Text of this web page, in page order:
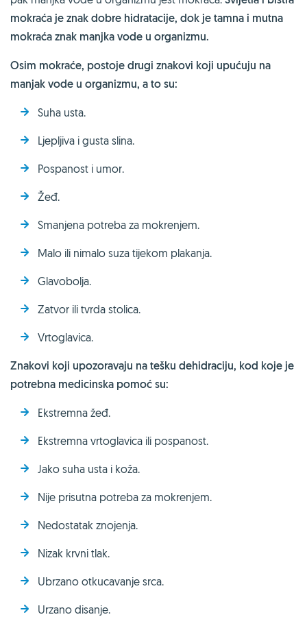
mokraća je znak dobre hidratacije, dok je tamna i mutna
mokraća znak manjka vode u organizmu.
Osim mokraće, postoje drugi znakovi koji upućuju na
manjak vode u organizmu, a to su:
Suha usta.
Ljepljiva i gusta slina.
Pospanost i umor.
Žeđ.
Smanjena potreba za mokrenjem.
Malo ili nimalo suza tijekom plakanja.
Glavobolja.
Zatvor ili tvrda stolica.
Vrtoglavica.
Znakovi koji upozoravaju na tešku dehidraciju, kod koje je
potrebna medicinska pomoć su:
Ekstremna žeđ.
Ekstremna vrtoglavica ili pospanost.
Jako suha usta i koža.
Nije prisutna potreba za mokrenjem.
Nedostatak znojenja.
Nizak krvni tlak.
Ubrzano otkucavanje srca.
Urzano disanje.